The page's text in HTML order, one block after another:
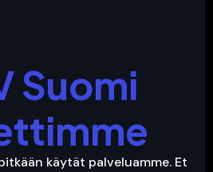
Suomi
käytät palveluamme. Et